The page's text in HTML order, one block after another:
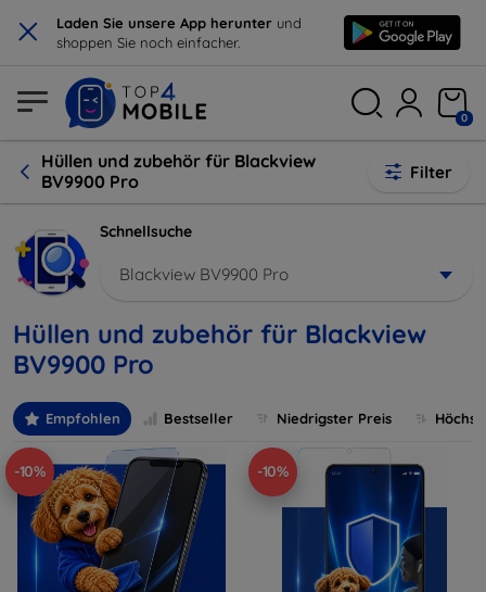
× Laden Sie unsere App herunter und
shoppen Sie noch einfacher.
0
Hüllen und zubehör für Blackview
BV9900 Pro
Filter
Schnellsuche
Blackview BV9900 Pro
Hüllen und zubehör für Blackview
BV9900 Pro
Empfohlen Bestseller Niedrigster Preis
-10% -10%